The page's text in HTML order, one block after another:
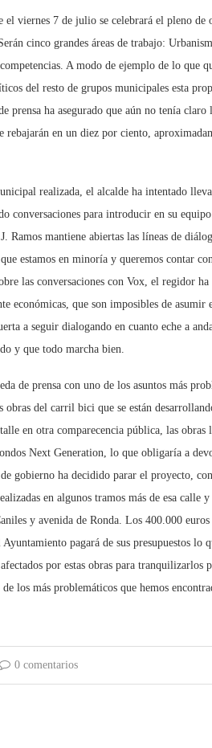
viernes 7 de julio se celebrará el pleno de
cinco grandes áreas de trabajo:
A modo de ejemplo de lo que
del resto de grupos municipales esta
prensa ha asegurado que aún no tenía
rebajarán en un diez por ciento,
realizada, el alcalde ha intentado
conversaciones para introducir en su
Ramos mantiene abiertas las líneas de
estamos en minoría y queremos contar
las conversaciones con Vox, el regidor
económicas, que son imposibles de
a seguir dialogando en cuanto eche a
y que todo marcha bien.
de prensa con uno de los asuntos más
obras del carril bici que se están
en otra comparecencia pública, las
Next Generation, lo que obligaría a
gobierno ha decidido parar el proyecto,
en algunos tramos más de esa
y avenida de Ronda. Los 400.000
pagará de sus presupuestos lo
por estas obras para tranquilizarlos
de los más problemáticos que hemos
0 comentarios